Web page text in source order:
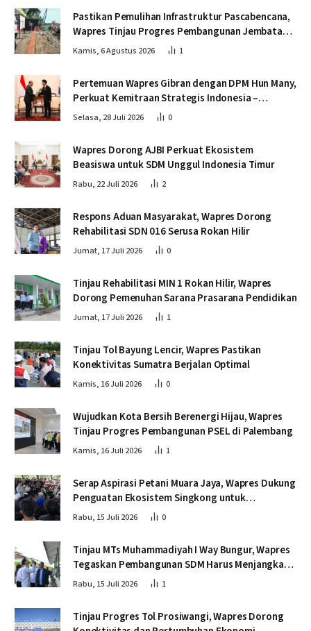
Pastikan Pemulihan Infrastruktur Pascabencana,
Wapres Tinjau Progres Pembangunan Jembatan
Krueng Tingkeum Bireuen
Kamis, 6 Agustus 2026 1
Pertemuan Wapres Gibran dengan DPM Hun Many,
Perkuat Kemitraan Strategis Indonesia –
Kamboja
Selasa, 28 Juli 2026 0
Wapres Dorong AJBI Perkuat Ekosistem
Beasiswa untuk SDM Unggul Indonesia Timur
Rabu, 22 Juli 2026 2
Respons Aduan Masyarakat, Wapres Dorong
Rehabilitasi SDN 016 Serusa Rokan Hilir
Jumat, 17 Juli 2026 0
Tinjau Rehabilitasi MIN 1 Rokan Hilir, Wapres
Dorong Pemenuhan Sarana Prasarana Pendidikan
Jumat, 17 Juli 2026 1
Tinjau Tol Bayung Lencir, Wapres Pastikan
Konektivitas Sumatra Berjalan Optimal
Kamis, 16 Juli 2026 0
Wujudkan Kota Bersih Berenergi Hijau, Wapres
Tinjau Progres Pembangunan PSEL di Palembang
Kamis, 16 Juli 2026 1
Serap Aspirasi Petani Muara Jaya, Wapres Dukung
Penguatan Ekosistem Singkong untuk
Swasembada Pangan
Rabu, 15 Juli 2026 0
Tinjau MTs Muhammadiyah I Way Bungur, Wapres
Tegaskan Pembangunan SDM Harus Menjangkau
Seluruh Sekolah
Rabu, 15 Juli 2026 1
Tinjau Progres Tol Prosiwangi, Wapres Dorong